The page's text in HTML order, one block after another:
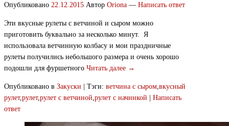
Опубликовано 22.12.2015 Автор Oriona — Написать ответ
Эти вкусные рулеты с ветчиной и сыром можно
приготовить буквально за несколько минут. Я
использовала ветчинную колбасу и мои праздничные
рулеты получились небольшого размера и очень хорошо
подошли для фуршетного Читать далее →
Опубликовано в Закуски Тэги: ветчина с сыром,вкусный
рулет,рулет,рулет с ветчиной,рулет с начинкой
Написать
ответ